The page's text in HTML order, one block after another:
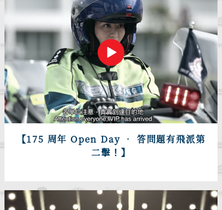
【175 周年 Open Day • 答問題有飛派第
二擊！】